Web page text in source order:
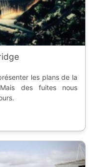
les plans de la
des fuites nous